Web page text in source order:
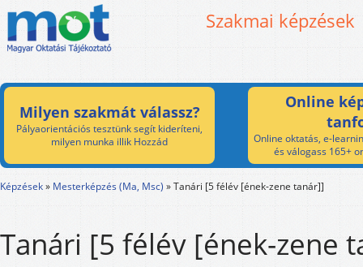
Szakmai képzések
Milyen szakmát válassz?
Pályaorientációs tesztünk segít kideríteni,
milyen munka illik Hozzád
Online
Online oktatás, e-
és válogass 165+
Képzések» Mesterképzés (Ma, Msc) »Tanári [5 félév [ének-zene tanár]]
Tanári [5 félév [ének-zene